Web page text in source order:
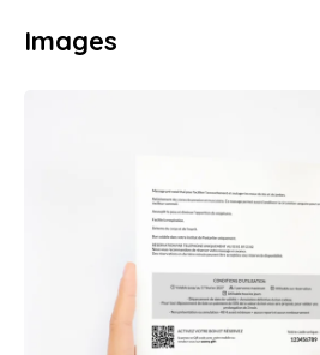
Images